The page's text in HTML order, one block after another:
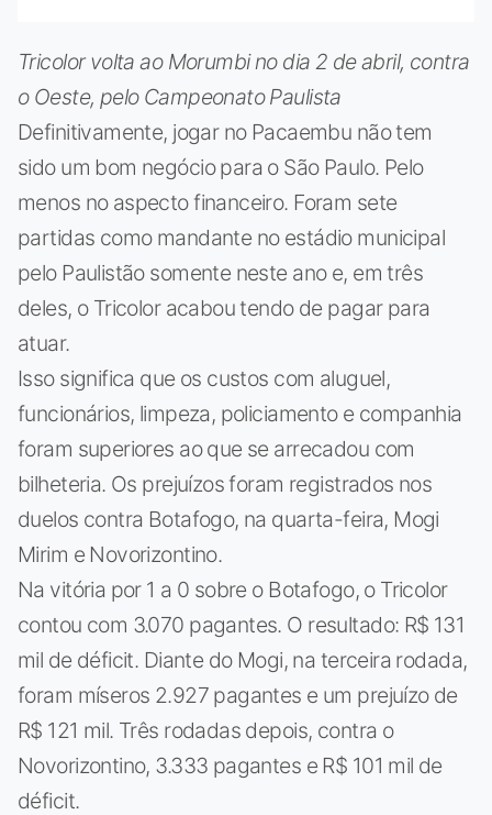
Tricolor volta ao Morumbi no dia 2 de abril, contra
o Oeste, pelo Campeonato Paulista
Definitivamente, jogar no Pacaembu não tem
sido um bom negócio para o São Paulo. Pelo
menos no aspecto financeiro. Foram sete
partidas como mandante no estádio municipal
pelo Paulistão somente neste ano e, em três
deles, o Tricolor acabou tendo de pagar para
atuar.
Isso significa que os custos com aluguel,
funcionários, limpeza, policiamento e companhia
foram superiores ao que se arrecadou com
bilheteria. Os prejuízos foram registrados nos
duelos contra Botafogo, na quarta-feira, Mogi
Mirim e Novorizontino.
Na vitória por 1 a 0 sobre o Botafogo, o Tricolor
contou com 3.070 pagantes. O resultado: R$ 131
mil de déficit. Diante do Mogi, na terceira rodada,
foram míseros 2.927 pagantes e um prejuízo de
R$ 121 mil. Três rodadas depois, contra o
Novorizontino, 3.333 pagantes e R$ 101 mil de
déficit.